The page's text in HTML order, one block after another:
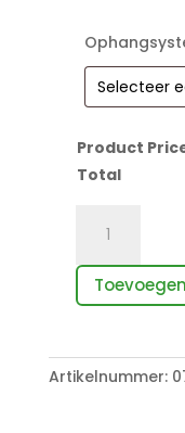
Product
Total
Roos
aantal
Artikelnummer: